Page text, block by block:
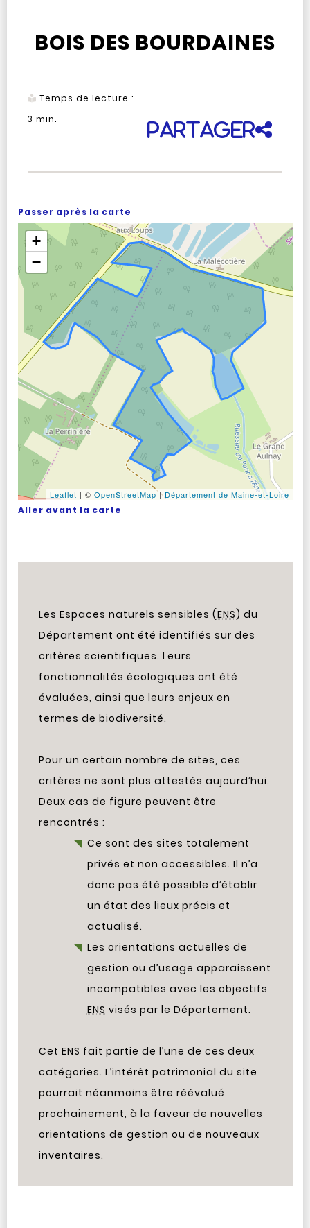
BOIS DES BOURDAINES
Temps de lecture :
3 min.
Partager
Passer après la carte
+
−
Leaflet | © OpenStreetMap|Département de Maine-et-Loire
Aller avant la carte
Les Espaces naturels sensibles (ENS) du
Département ont été identifiés sur des
critères scientifiques. Leurs
fonctionnalités écologiques ont été
évaluées, ainsi que leurs enjeux en
termes de biodiversité.
Pour un certain nombre de sites, ces
critères ne sont plus attestés aujourd’hui.
Deux cas de figure peuvent être
rencontrés :
Ce sont des sites totalement
privés et non accessibles. Il n’a
donc pas été possible d’établir
un état des lieux précis et
actualisé.
Les orientations actuelles de
gestion ou d’usage apparaissent
incompatibles avec les objectifs
ENS visés par le Département.
Cet ENS fait partie de l’une de ces deux
catégories. L’intérêt patrimonial du site
pourrait néanmoins être réévalué
prochainement, à la faveur de nouvelles
orientations de gestion ou de nouveaux
inventaires.